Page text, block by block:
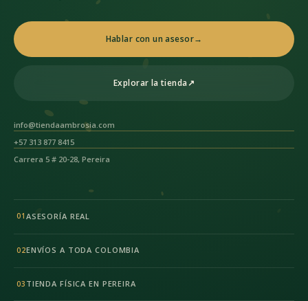
Hablar con un asesor→
Explorar la tienda↗
info@tiendaambrosia.com
+57 313 877 8415
Carrera 5 # 20-28, Pereira
01 ASESORÍA REAL
02ENVÍOS A TODA COLOMBIA
03 TIENDA FÍSICA EN PEREIRA